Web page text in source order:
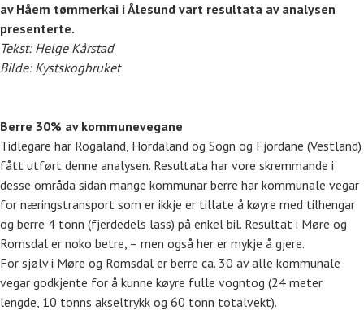
av Håem tømmerkai i Ålesund vart resultata av analysen
presenterte.
Tekst: Helge Kårstad
Bilde: Kystskogbruket
Berre 30% av kommunevegane
Tidlegare har Rogaland, Hordaland og Sogn og Fjordane (Vestland)
fått utført denne analysen. Resultata har vore skremmande i
desse områda sidan mange kommunar berre har kommunale vegar
for næringstransport som er ikkje er tillate å køyre med tilhengar
og berre 4 tonn (fjerdedels lass) på enkel bil. Resultat i Møre og
Romsdal er noko betre, – men også her er mykje å gjere.
For sjølv i Møre og Romsdal er berre ca. 30 avalle kommunale
vegar godkjente for å kunne køyre fulle vogntog (24 meter
lengde, 10 tonns akseltrykk og 60 tonn totalvekt).